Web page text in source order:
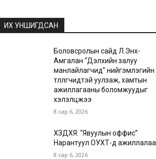
ИХ УНШИГДСАН
Боловсролын сайд Л.Энх-
Амгалан “Дэлхийн залуу
манлайлагчид” нийгэмлэгийн
төлөөлөгчидтэй уулзаж, хамтын
ажиллагааны боломжуудыг
хэлэлцжээ
8 сар 6, 2026
ХЗДХЯ: “Явуулын оффис”
Нарантуул ОУХТ-д ажиллалаа
8 сар 6, 2026